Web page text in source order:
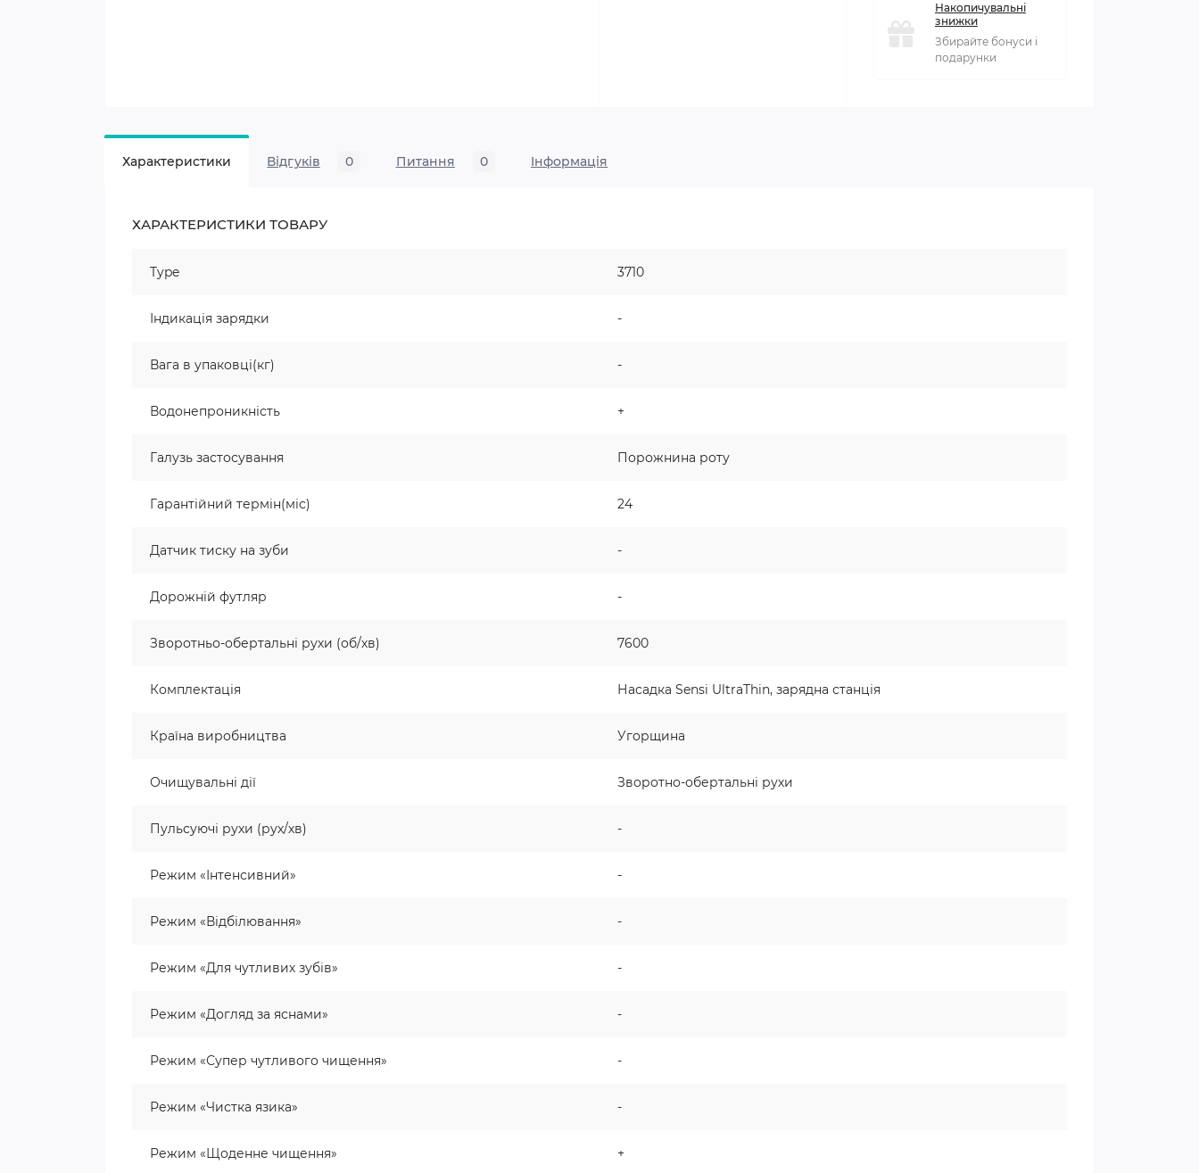
Накопичувальні
знижки
Збирайте бонуси і
подарунки
Характеристики Відгуків 0 Питання 0 Iнформація
ХАРАКТЕРИСТИКИ ТОВАРУ
Type 3710
Індикація зарядки -
Вага в упаковці(кг) -
Водонепроникність +
Галузь застосування Порожнина роту
Гарантійний термін(міс) 24
Датчик тиску на зуби -
Дорожній футляр -
Зворотньо-обертальні рухи (об/хв) 7600
Комплектація Насадка Sensi UltraThin, зарядна станція
Країна виробництва Угорщина
Очищувальні дії Зворотно-обертальні рухи
Пульсуючі рухи (рух/хв) -
Режим «Інтенсивний» -
Режим «Відбілювання» -
Режим «Для чутливих зубів» -
Режим «Догляд за яснами» -
Режим «Супер чутливого чищення» -
Режим «Чистка язика» -
Режим «Щоденне чищення» +